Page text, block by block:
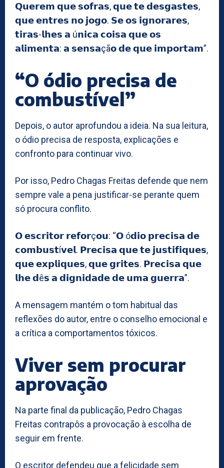
𝗤𝘂𝗲𝗿𝗲𝗺 𝗾𝘂𝗲 𝘀𝗼𝗳𝗿𝗮𝘀, 𝗾𝘂𝗲 𝘁𝗲 𝗱𝗲𝘀𝗴𝗮𝘀𝘁𝗲𝘀,
𝗾𝘂𝗲 𝗲𝗻𝘁𝗿𝗲𝘀 𝗻𝗼 𝗷𝗼𝗴𝗼. 𝗦𝗲 𝗼𝘀 𝗶𝗴𝗻𝗼𝗿𝗮𝗿𝗲𝘀,
𝘁𝗶𝗿𝗮𝘀-𝗹𝗵𝗲𝘀 𝗮 ú𝗻𝗶𝗰𝗮 𝗰𝗼𝗶𝘀𝗮 𝗾𝘂𝗲 𝗼𝘀
𝗮𝗹𝗶𝗺𝗲𝗻𝘁𝗮: 𝗮 𝘀𝗲𝗻𝘀𝗮çã𝗼 𝗱𝗲 𝗾𝘂𝗲 𝗶𝗺𝗽𝗼𝗿𝘁𝗮𝗺”.
“O ódio precisa de
combustível”
Depois, o autor aprofundou a ideia. Na sua leitura,
o ódio precisa de resposta, explicações e
confronto para continuar vivo.
Por isso, Pedro Chagas Freitas defende que nem
sempre vale a pena justificar-se perante quem
só procura conflito.
𝗢 𝗲𝘀𝗰𝗿𝗶𝘁𝗼𝗿 𝗿𝗲𝗳𝗼𝗿ç𝗼𝘂: “𝗢 ó𝗱𝗶𝗼 𝗽𝗿𝗲𝗰𝗶𝘀𝗮 𝗱𝗲
𝗰𝗼𝗺𝗯𝘂𝘀𝘁í𝘃𝗲𝗹. 𝗣𝗿𝗲𝗰𝗶𝘀𝗮 𝗾𝘂𝗲 𝘁𝗲 𝗷𝘂𝘀𝘁𝗶𝗳𝗶𝗾𝘂𝗲𝘀,
𝗾𝘂𝗲 𝗲𝘅𝗽𝗹𝗶𝗾𝘂𝗲𝘀, 𝗾𝘂𝗲 𝗴𝗿𝗶𝘁𝗲𝘀. 𝗣𝗿𝗲𝗰𝗶𝘀𝗮 𝗾𝘂𝗲
𝗹𝗵𝗲 𝗱ê𝘀 𝗮 𝗱𝗶𝗴𝗻𝗶𝗱𝗮𝗱𝗲 𝗱𝗲 𝘂𝗺𝗮 𝗴𝘂𝗲𝗿𝗿𝗮”.
A mensagem mantém o tom habitual das
reflexões do autor, entre o conselho emocional e
a crítica a comportamentos tóxicos.
Viver sem procurar
aprovação
Na parte final da publicação, Pedro Chagas
Freitas contrapôs a provocação à escolha de
seguir em frente.
O escritor defendeu que a felicidade sem